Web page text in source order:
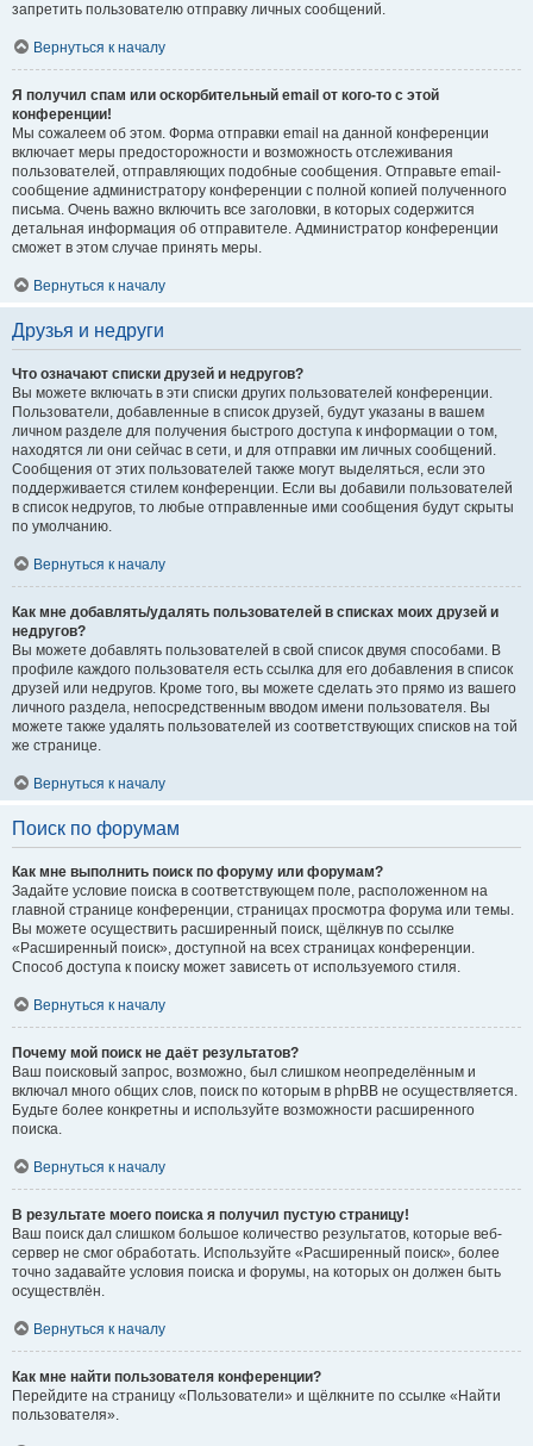
запретить пользователю отправку личных сообщений.
Вернуться к началу
Я получил спам или оскорбительный email от кого-то с этой
конференции!
Мы сожалеем об этом. Форма отправки email на данной конференции
включает меры предосторожности и возможность отслеживания
пользователей, отправляющих подобные сообщения. Отправьте email-
сообщение администратору конференции с полной копией полученного
письма. Очень важно включить все заголовки, в которых содержится
детальная информация об отправителе. Администратор конференции
сможет в этом случае принять меры.
Вернуться к началу
Друзья и недруги
Что означают списки друзей и недругов?
Вы можете включать в эти списки других пользователей конференции.
Пользователи, добавленные в список друзей, будут указаны в вашем
личном разделе для получения быстрого доступа к информации о том,
находятся ли они сейчас в сети, и для отправки им личных сообщений.
Сообщения от этих пользователей также могут выделяться, если это
поддерживается стилем конференции. Если вы добавили пользователей
в список недругов, то любые отправленные ими сообщения будут скрыты
по умолчанию.
Вернуться к началу
Как мне добавлять/удалять пользователей в списках моих друзей и
недругов?
Вы можете добавлять пользователей в свой список двумя способами. В
профиле каждого пользователя есть ссылка для его добавления в список
друзей или недругов. Кроме того, вы можете сделать это прямо из вашего
личного раздела, непосредственным вводом имени пользователя. Вы
можете также удалять пользователей из соответствующих списков на той
же странице.
Вернуться к началу
Поиск по форумам
Как мне выполнить поиск по форуму или форумам?
Задайте условие поиска в соответствующем поле, расположенном на
главной странице конференции, страницах просмотра форума или темы.
Вы можете осуществить расширенный поиск, щёлкнув по ссылке
«Расширенный поиск», доступной на всех страницах конференции.
Способ доступа к поиску может зависеть от используемого стиля.
Вернуться к началу
Почему мой поиск не даёт результатов?
Ваш поисковый запрос, возможно, был слишком неопределённым и
включал много общих слов, поиск по которым в phpBB не осуществляется.
Будьте более конкретны и используйте возможности расширенного
поиска.
Вернуться к началу
В результате моего поиска я получил пустую страницу!
Ваш поиск дал слишком большое количество результатов, которые веб-
сервер не смог обработать. Используйте «Расширенный поиск», более
точно задавайте условия поиска и форумы, на которых он должен быть
осуществлён.
Вернуться к началу
Как мне найти пользователя конференции?
Перейдите на страницу «Пользователи» и щёлкните по ссылке «Найти
пользователя».